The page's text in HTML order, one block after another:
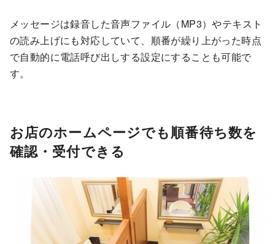
メッセージは録音した音声ファイル（MP3）やテキスト
の読み上げにも対応していて、順番が繰り上がった時点
で自動的に電話呼び出しする設定にすることも可能で
す。
お店のホームページでも順番待ち数を
確認・受付できる